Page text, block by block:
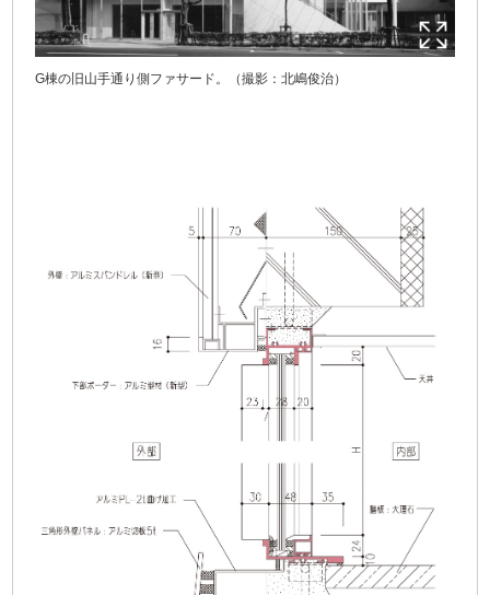
G棟の旧山手通り側ファサード。（撮影：北嶋俊治）